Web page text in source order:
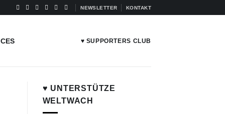
NEWSLETTER KONTAKT
♥ SUPPORTERS CLUB
♥ UNTERSTÜTZE
WELTWACH